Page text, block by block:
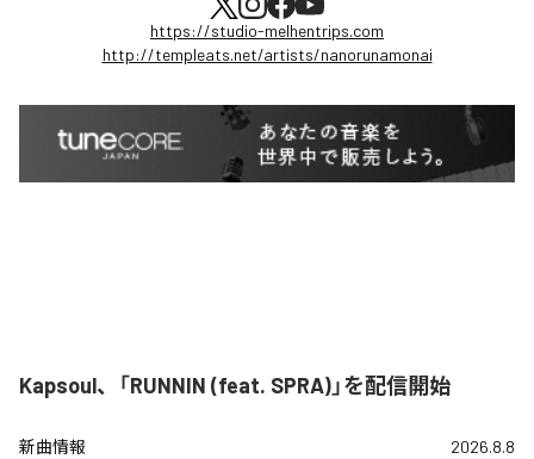
https://studio-melhentrips.com
http://templeats.net/artists/nanorunamonai
Kapsoul、「RUNNIN (feat. SPRA)」を配信開始
新曲情報 2026.8.8